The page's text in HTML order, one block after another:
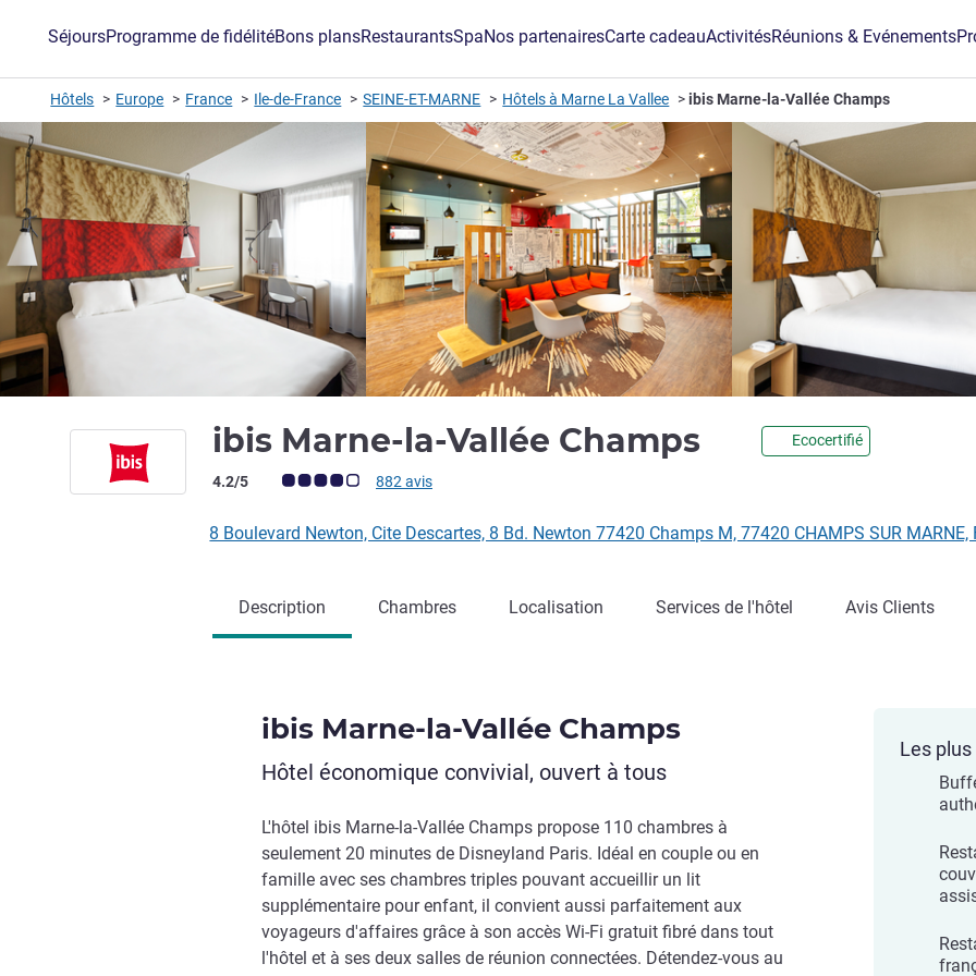
SéjoursProgramme de fidélitéBons plansRestaurantsSpaNos partenairesCarte cadeauActivitésRéunions & Evénements
Hôtels Europe France Ile-de-France SEINE-ET-MARNE Hôtels à Marne La Vallee ibis Marne-la-Vallée Champs
ibis Marne-la-Vallée Champs 3 étoiles
Ecocertifié
Note Avis clients (Note ALL)
4.2/5 882 avis
8 Boulevard Newton, Cite Descartes, 8 Bd. Newton 77420 Champs M, 77420 CHAMPS SUR MARNE,
Description Chambres Localisation Services de l'hôtel Avis Clients
ibis Marne-la-Vallée Champs
Hôtel économique convivial, ouvert à tous
L'hôtel ibis Marne-la-Vallée Champs propose 110 chambres à
seulement 20 minutes de Disneyland Paris. Idéal en couple ou en
famille avec ses chambres triples pouvant accueillir un lit
supplémentaire pour enfant, il convient aussi parfaitement aux
voyageurs d'affaires grâce à son accès Wi-Fi gratuit fibré dans tout
l'hôtel et à ses deux salles de réunion connectées. Détendez-vous au
Les plus